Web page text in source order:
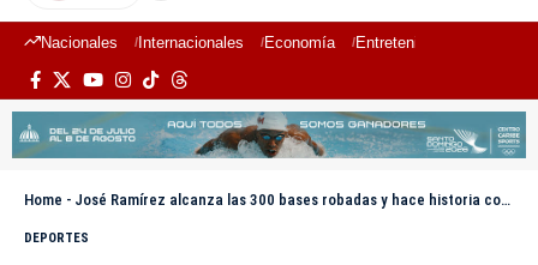
Nacionales Internacionales Economía Entretenimiento
Home - José Ramírez alcanza las 300 bases robadas y hace historia con Cleveland en MLB
DEPORTES